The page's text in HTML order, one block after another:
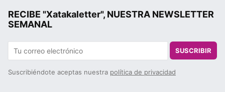
RECIBE "Xatakaletter", NUESTRA NEWSLETTER
SEMANAL
SUSCRIBIR
Suscribiéndote aceptas nuestra política de privacidad